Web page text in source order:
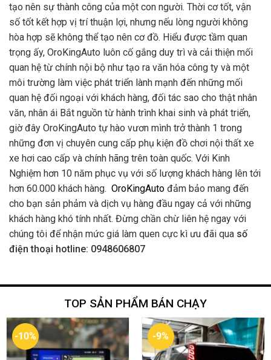
tạo nên sự thành công của một con người. Thời cơ tốt, vận
số tốt kết hợp vị trí thuận lợi, nhưng nếu lòng người không
hòa hợp sẽ không thể tạo nên cơ đồ. Hiểu được tầm quan
trọng ấy, OroKingAuto luôn cố gắng duy trì và cải thiện mối
quan hệ từ chính nội bộ như tạo ra văn hóa công ty và một
môi trường làm việc phát triển lành mạnh đến những mối
quan hệ đối ngoại với khách hàng, đối tác sao cho thật nhân
văn, nhân ái Bắt nguồn từ hành trình khai sinh và phát triển,
giờ đây OroKingAuto tự hào vươn mình trở thành 1 trong
những đơn vị chuyên cung cấp phụ kiện đồ chơi nội thất xe
xe hơi cao cấp và chính hãng trên toàn quốc. Với Kinh
Nghiệm hơn 10 năm phục vụ với số lượng khách hàng lên tới
hơn 60.000 khách hàng. OroKingAuto đảm bảo mang đến
cho bạn sản phảm và dịch vụ hàng đầu ngay cả với những
khách hàng khó tính nhất. Đừng chần chừ liên hệ ngay với
chúng tôi để nhận mức giá làm quen cực kì ưu đãi qua số
điện thoại hotline: 0948606807
TOP SẢN PHẨM BÁN CHẠY
-10% -9%